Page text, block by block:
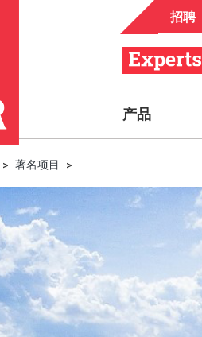
招聘
产品
> 著名项目 >